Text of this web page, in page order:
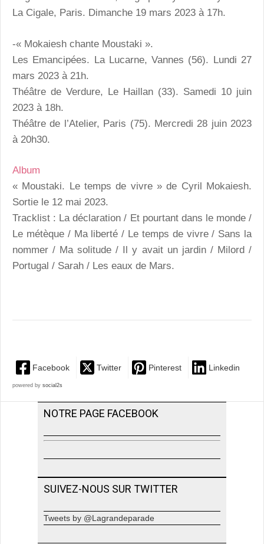
La Cigale, Paris. Dimanche 19 mars 2023 à 17h.
-« Mokaiesh chante Moustaki ».
Les Emancipées. La Lucarne, Vannes (56). Lundi 27
mars 2023 à 21h.
Théâtre de Verdure, Le Haillan (33). Samedi 10 juin
2023 à 18h.
Théâtre de l’Atelier, Paris (75). Mercredi 28 juin 2023
à 20h30.
Album
« Moustaki. Le temps de vivre » de Cyril Mokaiesh.
Sortie le 12 mai 2023.
Tracklist : La déclaration / Et pourtant dans le monde /
Le métèque / Ma liberté / Le temps de vivre / Sans la
nommer / Ma solitude / Il y avait un jardin / Milord /
Portugal / Sarah / Les eaux de Mars.
Facebook Twitter Pinterest Linkedin
powered by social2s
NOTRE PAGE FACEBOOK
SUIVEZ-NOUS SUR TWITTER
Tweets by @Lagrandeparade